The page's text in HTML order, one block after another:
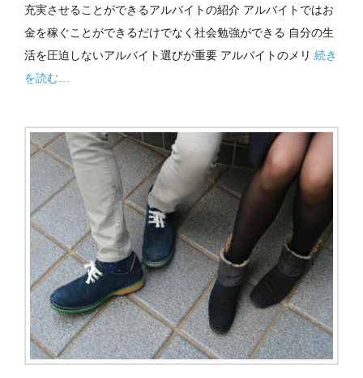
充実させることができるアルバイトの紹介 アルバイトではお
金を稼ぐことができるだけでなく社会勉強ができる 自分の生
活を圧迫しないアルバイト選びが重要 アルバイトのメリ 続き
を読む…